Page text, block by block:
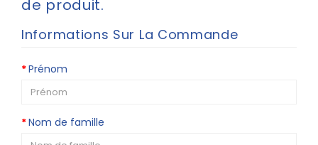
Charte
Kylad
de produit.
Informations Sur La Commande
Prénom
Nom de famille